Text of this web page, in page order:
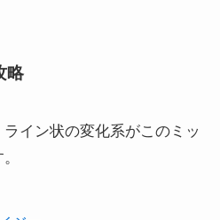
略
イン状の変化系がこのミッ